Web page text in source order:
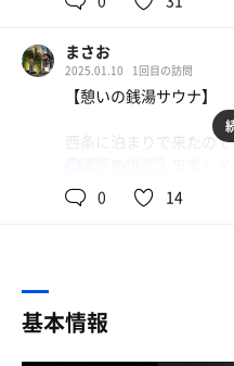
水風呂はサウナのすぐ隣
5人ほど入れる広めの浴
体感は18℃ほどで十分冷
サ室の隣にはイス2脚・
キレイに清掃されてお
の休憩が最高🤤
スチームサウナはタ
い大浴槽♨️
いてから気づいた。
新しく綺麗な施設。で
男女入れ替えで営業して
下足箱と脱衣所のロッ
浴室には大きな浴槽が
サ室はや大きめの2段
大きなガスストーブの
やや強め。しっとり熱い
まさお
2025.01.10 1回目の訪問
【憩いの銭湯サウナ】
西条に泊まりで来たの
入浴料やすっ！と思っ
レンタルして風呂場へ。
0 14
基本情報